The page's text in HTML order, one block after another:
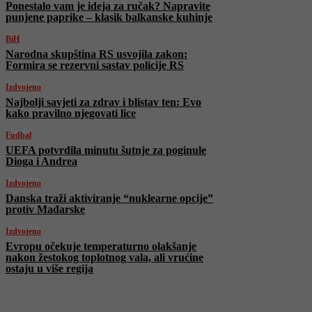
Ponestalo vam je ideja za ručak? Napravite
punjene paprike – klasik balkanske kuhinje
BiH
Narodna skupština RS usvojila zakon:
Formira se rezervni sastav policije RS
Izdvojeno
Najbolji savjeti za zdrav i blistav ten: Evo
kako pravilno njegovati lice
Fudbal
UEFA potvrdila minutu šutnje za poginule
Dioga i Andrea
Izdvojeno
Danska traži aktiviranje “nuklearne opcije”
protiv Mađarske
Izdvojeno
Evropu očekuje temperaturno ​​olakšanje
nakon žestokog toplotnog vala, ali vrućine
ostaju u više regija